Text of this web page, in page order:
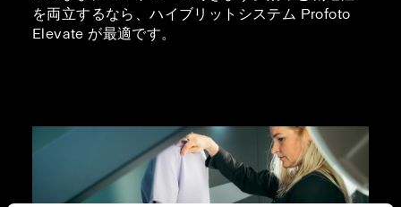
を両立するなら、ハイブリットシステム Profoto
Elevate が最適です。